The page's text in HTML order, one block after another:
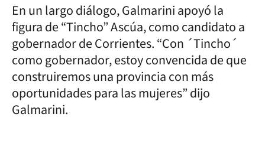
En un largo diálogo, Galmarini apoyó la
figura de “Tincho” Ascúa, como candidato a
gobernador de Corrientes. “Con ´Tincho´
como gobernador, estoy convencida de que
construiremos una provincia con más
oportunidades para las mujeres” dijo
Galmarini.